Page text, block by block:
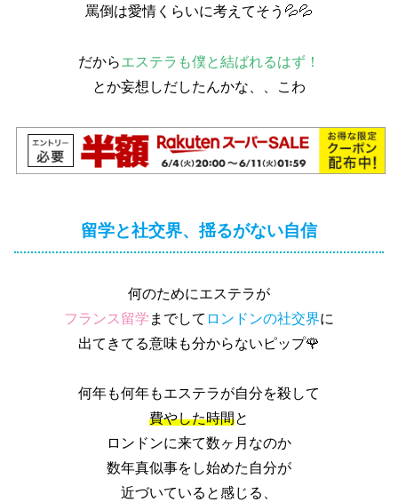
罵倒は愛情くらいに考えてそう💦💦
だからエステラも僕と結ばれるはず！
とか妄想しだしたんかな、、こわ
留学と社交界、揺るがない自信
何のためにエステラが
フランス留学 までして ロンドンの社交界に
出てきてる意味も分からないピップ🌹
何年も何年もエステラが自分を殺して
費やした時間と
ロンドンに来て数ヶ月なのか
数年真似事をし始めた自分が
近づいていると感じる、